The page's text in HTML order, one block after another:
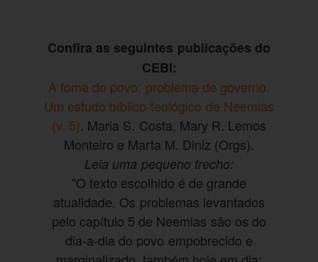
Confira as seguintes publicações do
CEBI:
A fome do povo: problema de governo.
Um estudo bíblico-teológico de Neemias
(v. 5). Maria S. Costa, Mary R. Lemos
Monteiro e Marta M. Diniz (Orgs).
Leia uma pequeno trecho:
"O texto escolhido é de grande
atualidade. Os problemas levantados
pelo capítulo 5 de Neemias são os do
dia-a-dia do povo empobrecido e